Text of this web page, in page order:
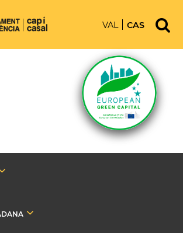
VAL CAS